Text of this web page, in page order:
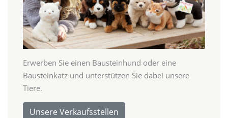
Erwerben Sie einen Bausteinhund oder eine
Bausteinkatz und unterstützen Sie dabei unsere
Tiere.
Unsere Verkaufsstellen